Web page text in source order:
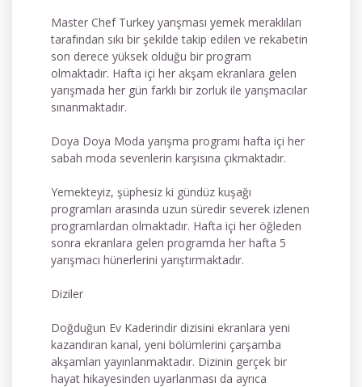
Master Chef Turkey yarışması yemek meraklıları
tarafından sıkı bir şekilde takip edilen ve rekabetin
son derece yüksek olduğu bir program
olmaktadır. Hafta içi her akşam ekranlara gelen
yarışmada her gün farklı bir zorluk ile yarışmacılar
sınanmaktadır.
Doya Doya Moda yarışma programı hafta içi her
sabah moda sevenlerin karşısına çıkmaktadır.
Yemekteyiz, şüphesiz ki gündüz kuşağı
programları arasında uzun süredir severek izlenen
programlardan olmaktadır. Hafta içi her öğleden
sonra ekranlara gelen programda her hafta 5
yarışmacı hünerlerini yarıştırmaktadır.
Diziler
Doğduğun Ev Kaderindir dizisini ekranlara yeni
kazandıran kanal, yeni bölümlerini çarşamba
akşamları yayınlanmaktadır. Dizinin gerçek bir
hayat hikayesinden uyarlanması da ayrıca